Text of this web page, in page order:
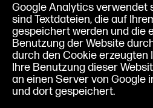
Google Analytics verwendet
sind Textdateien, die auf
gespeichert werden und die
Benutzung der Website
durch den Cookie erzeugten
Ihre Benutzung dieser
an einen Server von Google
und dort gespeichert.